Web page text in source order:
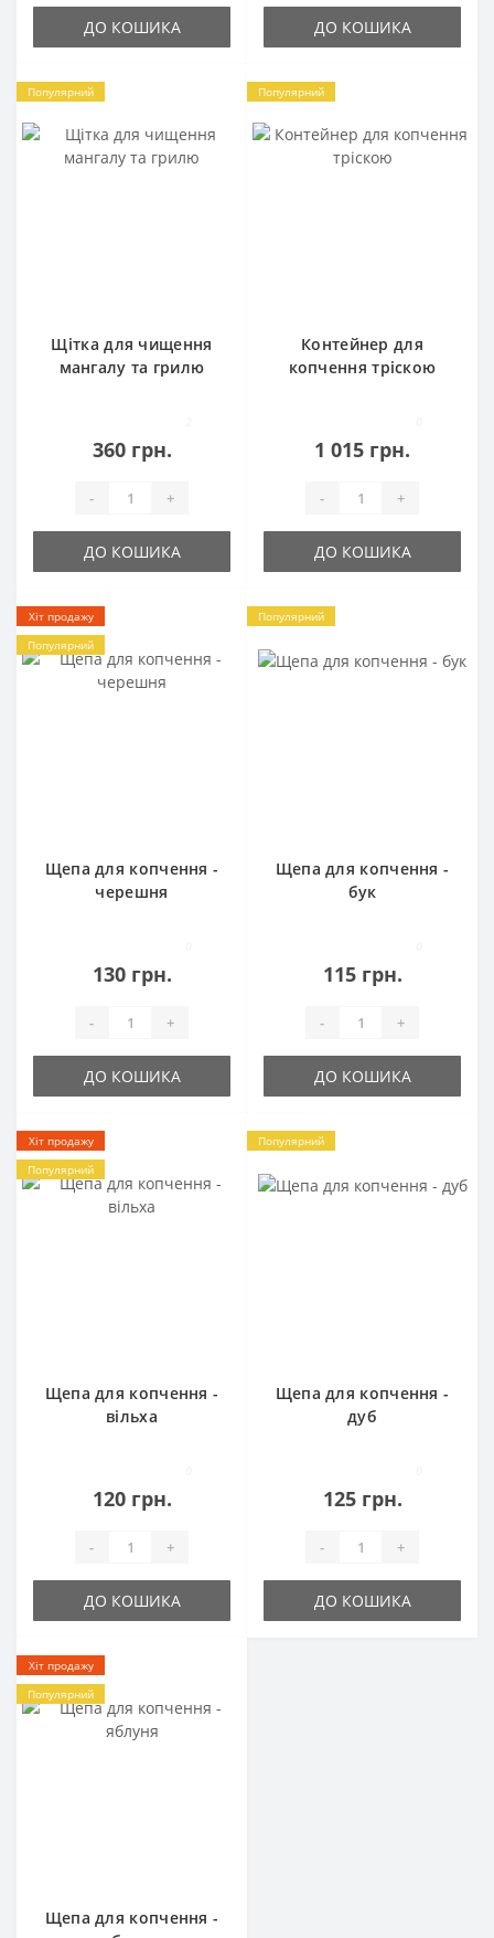
ДО КОШИКА ДО КОШИКА
Популярний
Щітка для чищення
мангалу та грилю
360 грн.
- +
ДО КОШИКА
Популярний
Контейнер для
копчення тріскою
1 015 грн.
- +
ДО КОШИКА
Хіт продажу
Популярний
Щепа для копчення -
черешня
130 грн.
- +
ДО КОШИКА
Популярний
Щепа для копчення -
бук
115 грн.
- +
ДО КОШИКА
Хіт продажу
Популярний
Щепа для копчення -
вільха
120 грн.
- +
ДО КОШИКА
Популярний
Щепа для копчення -
дуб
125 грн.
- +
ДО КОШИКА
Хіт продажу
Популярний
Щепа для копчення -